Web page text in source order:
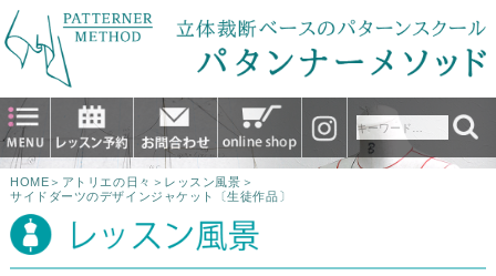
HOME ＞ アトリエの日々 ＞ レッスン風景 ＞
サイドダーツのデザインジャケット〔生徒作品〕